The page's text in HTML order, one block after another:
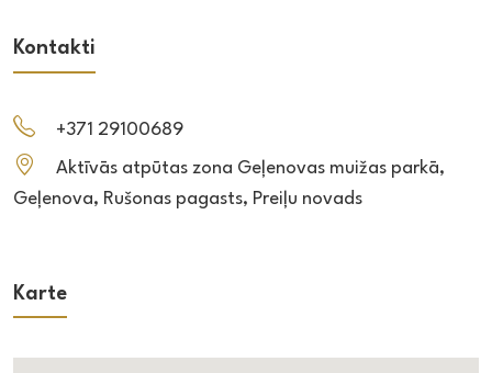
Kontakti
+371 29100689
Aktīvās atpūtas zona Geļenovas muižas parkā,
Geļenova, Rušonas pagasts, Preiļu novads
Karte